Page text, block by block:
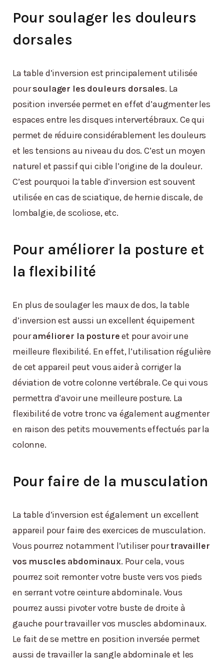
Pour soulager les douleurs
dorsales
La table d’inversion est principalement utilisée
poursoulager les douleurs dorsales. La
position inversée permet en effet d’augmenter les
espaces entre les disques intervertébraux. Ce qui
permet de réduire considérablement les douleurs
et les tensions au niveau du dos. C’est un moyen
naturel et passif qui cible l’origine de la douleur.
C’est pourquoi la table d’inversion est souvent
utilisée en cas de sciatique, de hernie discale, de
lombalgie, de scoliose, etc.
Pour améliorer la posture et
la flexibilité
En plus de soulager les maux de dos, la table
d’inversion est aussi un excellent équipement
pouraméliorer la postureet pour avoir une
meilleure flexibilité. En effet, l’utilisation régulière
de cet appareil peut vous aider à corriger la
déviation de votre colonne vertébrale. Ce qui vous
permettra d’avoir une meilleure posture. La
flexibilité de votre tronc va également augmenter
en raison des petits mouvements effectués par la
colonne.
Pour faire de la musculation
La table d’inversion est également un excellent
appareil pour faire des exercices de musculation.
Vous pourrez notamment l’utiliser pourtravailler
vos muscles abdominaux. Pour cela, vous
pourrez soit remonter votre buste vers vos pieds
en serrant votre ceinture abdominale. Vous
pourrez aussi pivoter votre buste de droite à
gauche pour travailler vos muscles abdominaux.
Le fait de se mettre en position inversée permet
aussi de travailler la sangle abdominale et les